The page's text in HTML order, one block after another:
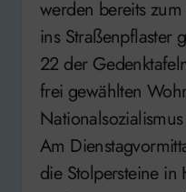
werden bereits
ins Straßenpflaster
22 der
frei gewählten
Am
die Stolpersteine